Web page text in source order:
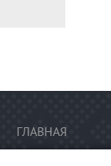
ГЛАВНАЯ